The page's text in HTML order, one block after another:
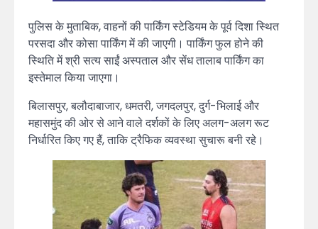
पुलिस के मुताबिक, वाहनों की पार्किंग स्टेडियम के पूर्व दिशा स्थित
परसदा और कोसा पार्किंग में की जाएगी। पार्किंग फुल होने की
स्थिति में श्री सत्य साईं अस्पताल और सेंध तालाब पार्किंग का
इस्तेमाल किया जाएगा।
बिलासपुर, बलौदाबाजार, धमतरी, जगदलपुर, दुर्ग-भिलाई और
महासमुंद की ओर से आने वाले दर्शकों के लिए अलग-अलग रूट
निर्धारित किए गए हैं, ताकि ट्रैफिक व्यवस्था सुचारू बनी रहे।